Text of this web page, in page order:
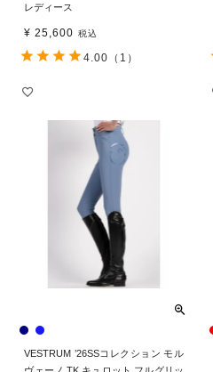
レディース
¥ 25,600 税込
4.00 （1）
VESTRUM ’26SSコレクション モル